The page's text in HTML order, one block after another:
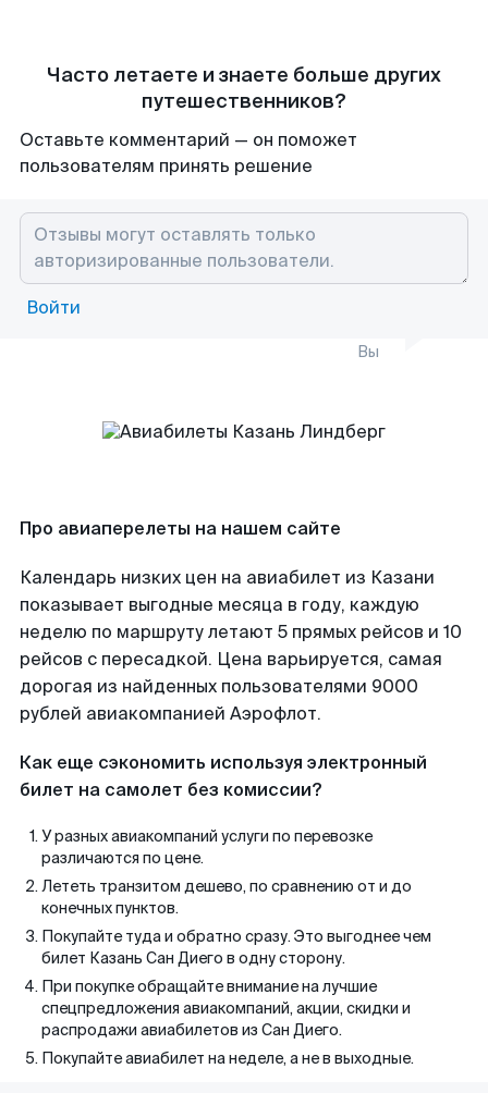
Часто летаете и знаете больше других
путешественников?
Оставьте комментарий — он поможет
пользователям принять решение
Войти
Вы
Про авиаперелеты на нашем сайте
Календарь низких цен на авиабилет из Казани
показывает выгодные месяца в году, каждую
неделю по маршруту летают 5 прямых рейсов и 10
рейсов с пересадкой. Цена варьируется, самая
дорогая из найденных пользователями 9000
рублей авиакомпанией Аэрофлот.
Как еще сэкономить используя электронный
билет на самолет без комиссии?
У разных авиакомпаний услуги по перевозке
различаются по цене.
Лететь транзитом дешево, по сравнению от и до
конечных пунктов.
Покупайте туда и обратно сразу. Это выгоднее чем
билет Казань Сан Диего в одну сторону.
При покупке обращайте внимание на лучшие
спецпредложения авиакомпаний, акции, скидки и
распродажи авиабилетов из Сан Диего.
Покупайте авиабилет на неделе, а не в выходные.